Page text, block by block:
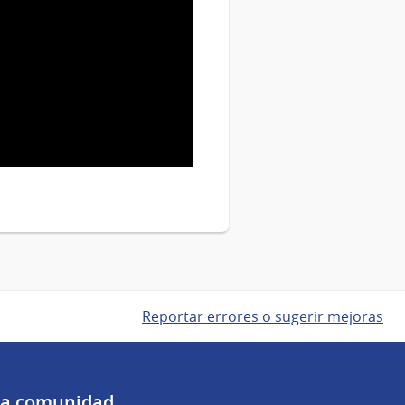
Reportar errores o sugerir mejoras